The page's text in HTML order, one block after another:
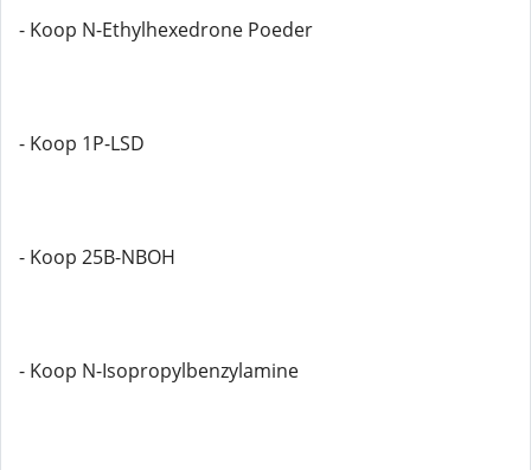
- Koop N-Ethylhexedrone Poeder
- Koop 1P-LSD
- Koop 25B-NBOH
- Koop N-Isopropylbenzylamine